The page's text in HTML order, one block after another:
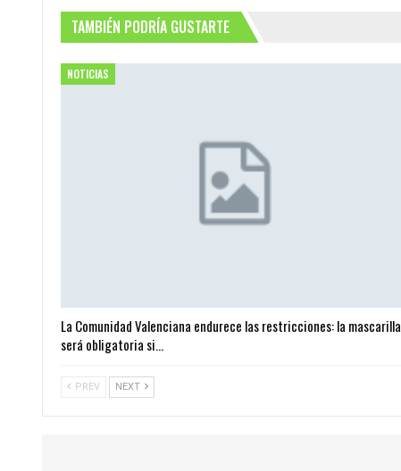
TAMBIÉN PODRÍA GUSTARTE
NOTICIAS
La Comunidad Valenciana endurece las restricciones: la mascarilla
será obligatoria si…
PREV NEXT